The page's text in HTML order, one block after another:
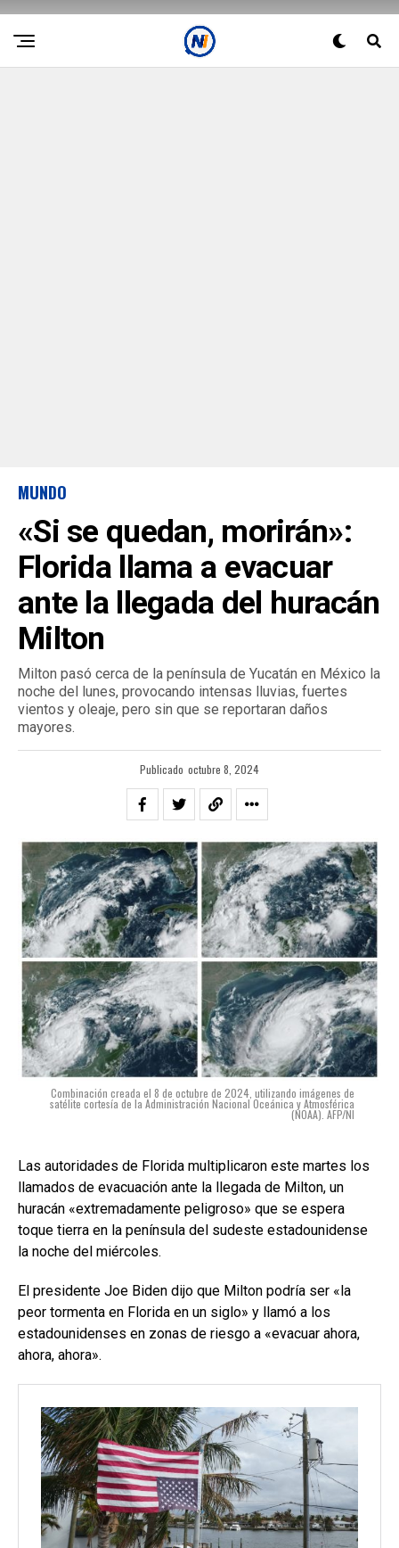
MUNDO
«Si se quedan, morirán»:
Florida llama a evacuar
ante la llegada del huracán
Milton
Milton pasó cerca de la península de Yucatán en México la
noche del lunes, provocando intensas lluvias, fuertes
vientos y oleaje, pero sin que se reportaran daños
mayores.
Publicado octubre 8, 2024
Combinación creada el 8 de octubre de 2024, utilizando imágenes de
satélite cortesía de la Administración Nacional Oceánica y Atmosférica
(NOAA). AFP/NI
Las autoridades de Florida multiplicaron este martes los
llamados de evacuación ante la llegada de Milton, un
huracán «extremadamente peligroso» que se espera
toque tierra en la península del sudeste estadounidense
la noche del miércoles.
El presidente Joe Biden dijo que Milton podría ser «la
peor tormenta en Florida en un siglo» y llamó a los
estadounidenses en zonas de riesgo a «evacuar ahora,
ahora, ahora».